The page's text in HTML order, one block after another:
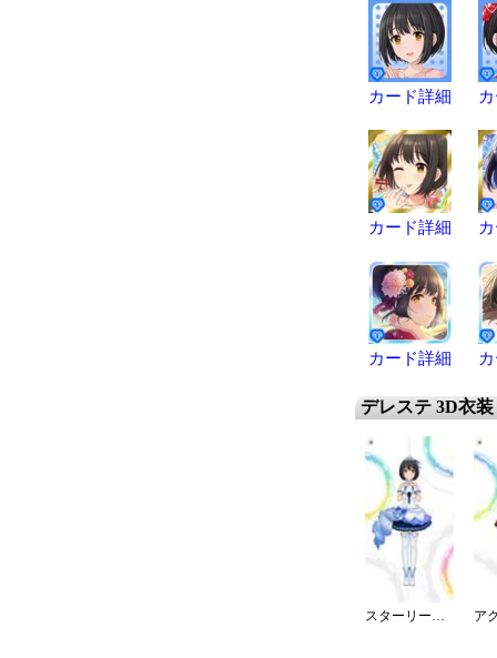
カード詳細
カード詳細
カード詳細
デレステ 3D衣装